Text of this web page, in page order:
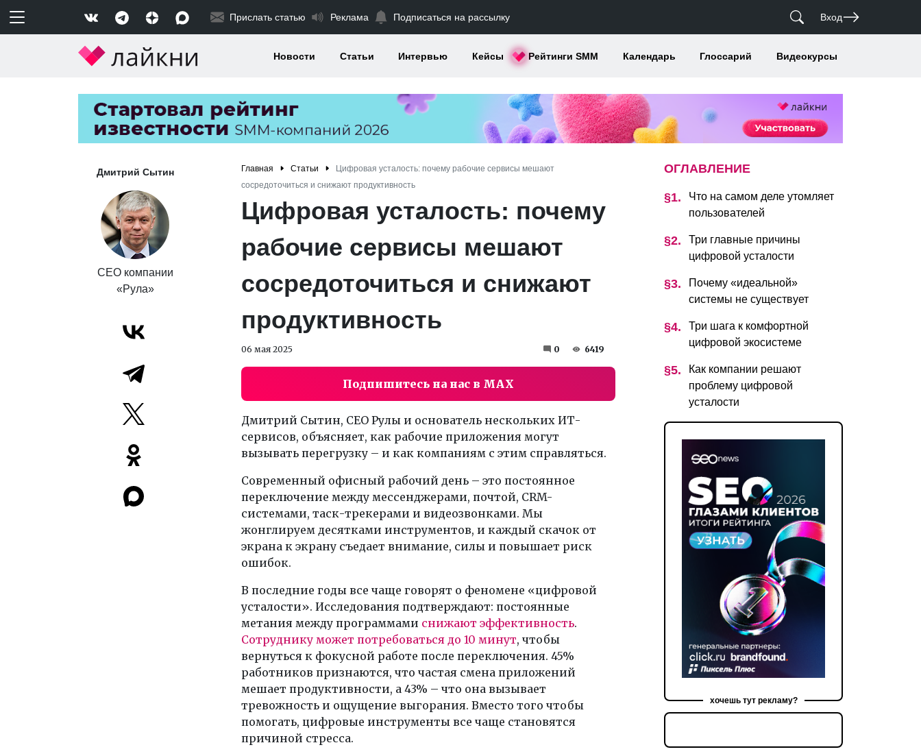
Прислать статью Реклама Подписаться на рассылку Вход
Новости Статьи Интервью Кейсы Рейтинги SMM Календарь Глоссарий Видеокурсы
Дмитрий Сытин
CEO компании
«Рула»
Главная Статьи
Цифровая усталость: почему рабочие сервисы мешают
сосредоточиться и снижают продуктивность
Цифровая усталость: почему
рабочие сервисы мешают
сосредоточиться и снижают
продуктивность
06 мая 2025 0 6419
Подпишитесь на нас в MAX
Дмитрий Сытин, CEO Рулы и основатель нескольких ИТ-
сервисов, объясняет, как рабочие приложения могут
вызывать перегрузку – и как компаниям с этим справляться.
Современный офисный рабочий день – это постоянное
переключение между мессенджерами, почтой, CRM-
системами, таск-трекерами и видеозвонками. Мы
жонглируем десятками инструментов, и каждый скачок от
экрана к экрану съедает внимание, силы и повышает риск
ошибок.
В последние годы все чаще говорят о феномене «цифровой
усталости». Исследования подтверждают: постоянные
метания между программами снижают эффективность.
Сотруднику может потребоваться до 10 минут, чтобы
вернуться к фокусной работе после переключения. 45%
работников признаются, что частая смена приложений
мешает продуктивности, а 43% – что она вызывает
тревожность и ощущение выгорания. Вместо того чтобы
помогать, цифровые инструменты все чаще становятся
причиной стресса.
ОГЛАВЛЕНИЕ
Что на самом деле утомляет
пользователей
Три главные причины
цифровой усталости
Почему «идеальной»
системы не существует
Три шага к комфортной
цифровой экосистеме
Как компании решают
проблему цифровой
усталости
хочешь тут рекламу?